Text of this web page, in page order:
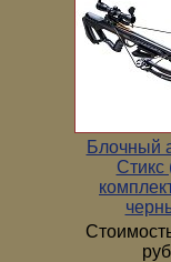
Блочный
Стикс